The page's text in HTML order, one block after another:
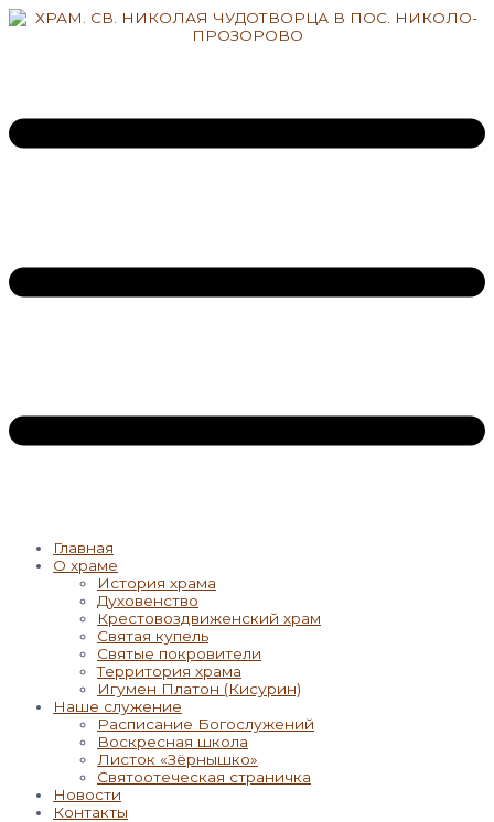
Перейти
Главная
О храме
История храма
Духовенство
Крестовоздвиженский храм
Святая купель
Святые покровители
Территория храма
Игумен Платон (Кисурин)
Наше служение
Расписание Богослужений
Воскресная школа
Листок «Зёрнышко»
Святоотеческая страничка
Новости
Контакты